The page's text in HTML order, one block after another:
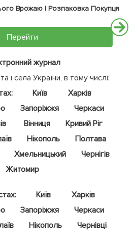
Врожаю | Розпаковка Покупця
Перейти
журнал
і села України, в тому числі:
Київ
Харків
Запоріжжя
Черкаси
Вінниця
Кривий Ріг
Нікополь
Полтава
Хмельницький
Чернігів
Житомир
Київ
Харків
Запоріжжя
Черкаси
Нікополь
Чернівці